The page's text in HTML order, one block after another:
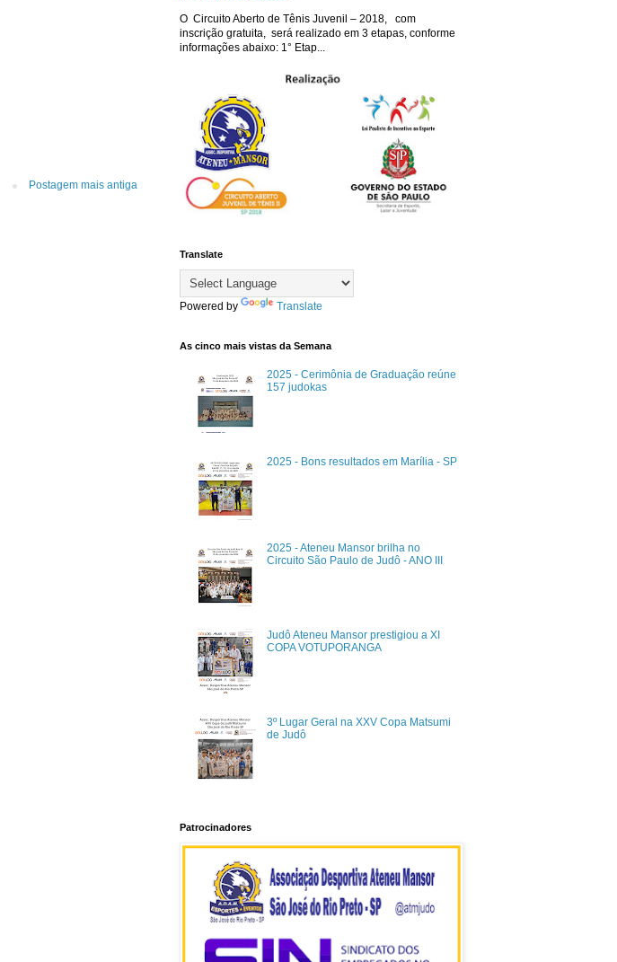
Postagem mais antiga
O Circuito Aberto de Tênis Juvenil – 2018, com
inscrição gratuita, será realizado em 3 etapas, conforme
informações abaixo: 1° Etap...
Translate
Powered by Translate
As cinco mais vistas da Semana
2025 - Cerimônia de Graduação reúne
157 judokas
2025 - Bons resultados em Marília - SP
2025 - Ateneu Mansor brilha no
Circuito São Paulo de Judô - ANO III
Judô Ateneu Mansor prestigiou a XI
COPA VOTUPORANGA
3º Lugar Geral na XXV Copa Matsumi
de Judô
Patrocinadores